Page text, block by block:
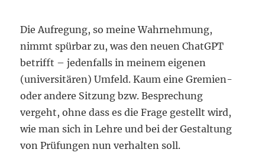
Die Aufregung, so meine Wahrnehmung,
nimmt spürbar zu, was den neuen ChatGPT
betrifft – jedenfalls in meinem eigenen
(universitären) Umfeld. Kaum eine Gremien-
oder andere Sitzung bzw. Besprechung
vergeht, ohne dass es die Frage gestellt wird,
wie man sich in Lehre und bei der Gestaltung
von Prüfungen nun verhalten soll.